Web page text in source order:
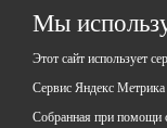
Мы
Этот сайт использует
Сервис Яндекс Метрика
Собранная при помощи